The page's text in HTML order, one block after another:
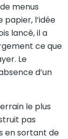
menus
papier, l’idée
lancé, il a
ce que
Le
d’un
le plus
pas
en sortant de